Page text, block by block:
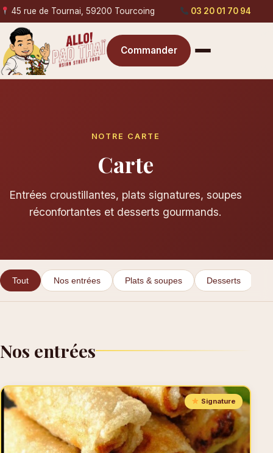
45 rue de Tournai, 59200 Tourcoing 03 20 01 70 94
Commander
NOTRE CARTE
Carte
Entrées croustillantes, plats signatures, soupes
réconfortantes et desserts gourmands.
Tout Nos entrées Plats & soupes Desserts
Nos entrées
Signature